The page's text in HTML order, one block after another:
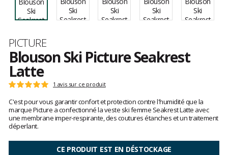
Marque
PICTURE
Blouson Ski Picture Seakrest
Latte
Les
clients
Note
5
sur
5
1 avis sur ce produit
C'est pour vous garantir confort et protection contre l'humidité que la
marque Picture a confectionné la veste ski femme Seakrest Latte avec
une membrane imper-respirante, des coutures étanches et un traitement
déperlant.
CE PRODUIT EST EN DÉSTOCKAGE